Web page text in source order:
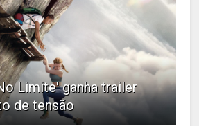
Limite' ganha trailer
de tensão